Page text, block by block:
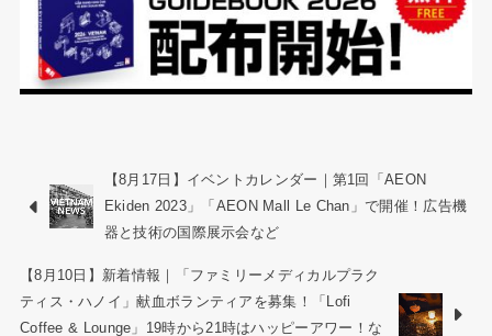
【8月17日】イベントカレンダー｜第1回「AEON
Ekiden 2023」「AEON Mall Le Chan」で開催！広告機
器と技術の国際展示会など
【8月10日】新着情報｜「ファミリーメディカルプラク
ティス・ハノイ」献血ボランティアを募集！「Lofi
Coffee & Lounge」19時から21時はハッピーアワー！な